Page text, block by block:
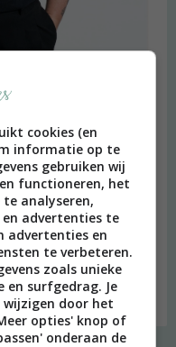
in mijn persoonlijke
bewuste leefstijl.
cookies (en
informatie op te
gebruiken wij
functioneren, het
analyseren,
advertenties te
advertenties en
te verbeteren.
zoals unieke
en surfgedrag. Je
door het
opties' knop of
onderaan de